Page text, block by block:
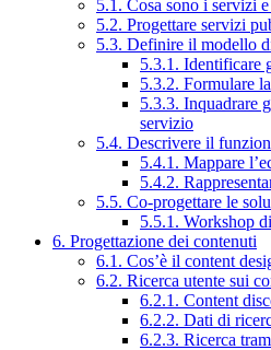
5.1. Cosa sono i servizi
5.2. Progettare servizi
5.3. Definire il modello
5.3.1. Identificare
5.3.2. Formulare
5.3.3. Inquadrare
servizio
5.4. Descrivere il
5.4.1. Mappare
5.4.2.
5.5. Co-progettare le
5.5.1. Workshop
6. Progettazione dei contenuti
6.1. Cos’è il content
6.2. Ricerca utente sui
6.2.1. Content
6.2.2. Dati di
6.2.3. Ricerca